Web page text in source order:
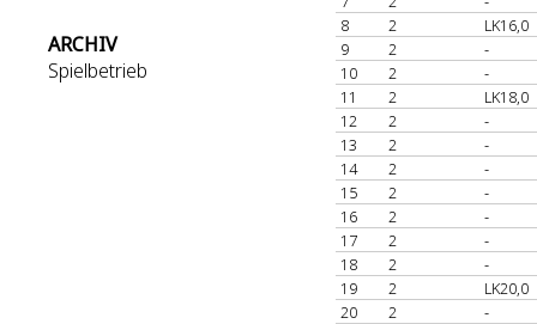
ARCHIV
Spielbetrieb
8
2
LK16,0
9
2
-
10
2
-
11
2
LK18,0
12
2
-
13
2
-
14
2
-
15
2
-
16
2
-
17
2
-
18
2
-
19
2
LK20,0
20
2
-